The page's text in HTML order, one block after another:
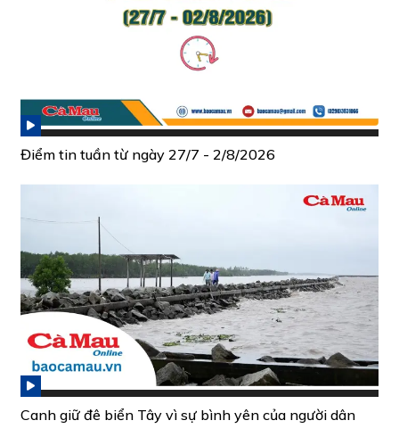
Điểm tin tuần từ ngày 27/7 - 2/8/2026
Canh giữ đê biển Tây vì sự bình yên của người dân